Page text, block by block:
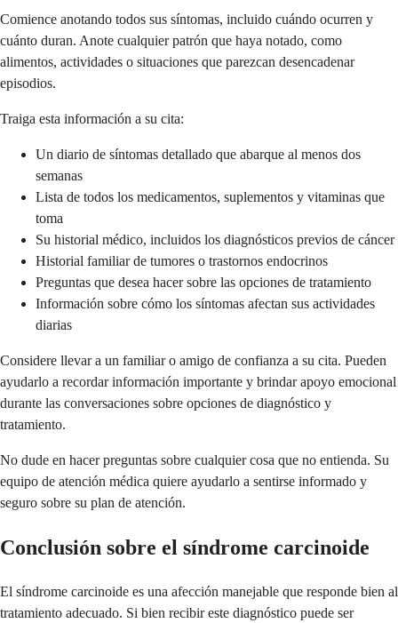
Comience anotando todos sus síntomas, incluido cuándo ocurren y
cuánto duran. Anote cualquier patrón que haya notado, como
alimentos, actividades o situaciones que parezcan desencadenar
episodios.
Traiga esta información a su cita:
Un diario de síntomas detallado que abarque al menos dos
semanas
Lista de todos los medicamentos, suplementos y vitaminas que
toma
Su historial médico, incluidos los diagnósticos previos de cáncer
Historial familiar de tumores o trastornos endocrinos
Preguntas que desea hacer sobre las opciones de tratamiento
Información sobre cómo los síntomas afectan sus actividades
diarias
Considere llevar a un familiar o amigo de confianza a su cita. Pueden
ayudarlo a recordar información importante y brindar apoyo emocional
durante las conversaciones sobre opciones de diagnóstico y
tratamiento.
No dude en hacer preguntas sobre cualquier cosa que no entienda. Su
equipo de atención médica quiere ayudarlo a sentirse informado y
seguro sobre su plan de atención.
Conclusión sobre el síndrome carcinoide
El síndrome carcinoide es una afección manejable que responde bien al
tratamiento adecuado. Si bien recibir este diagnóstico puede ser